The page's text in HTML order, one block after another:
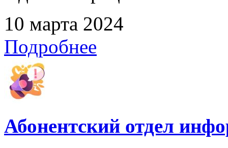
10 марта 2024
Подробнее
Абонентский отдел